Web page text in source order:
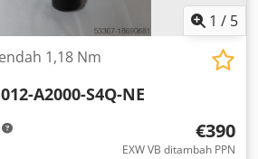
1 / 5
1,18 Nm
A2000-S4Q-NE
€390
EXW VB ditambah PPN